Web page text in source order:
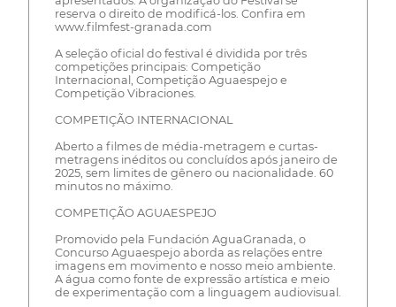
reserva o direito de modificá-los. Confira em
www.filmfest-granada.com
A seleção oficial do festival é dividida por três
competições principais: Competição
Internacional, Competição Aguaespejo e
Competição Vibraciones.
COMPETIÇÃO INTERNACIONAL
Aberto a filmes de média-metragem e curtas-
metragens inéditos ou concluídos após janeiro de
2025, sem limites de gênero ou nacionalidade. 60
minutos no máximo.
COMPETIÇÃO AGUAESPEJO
Promovido pela Fundación AguaGranada, o
Concurso Aguaespejo aborda as relações entre
imagens em movimento e nosso meio ambiente.
A água como fonte de expressão artística e meio
de experimentação com a linguagem audiovisual.